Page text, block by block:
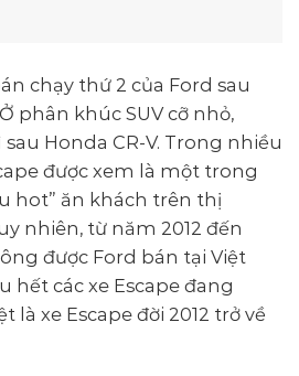
chạy thứ 2 của Ford sau
phân khúc SUV cỡ nhỏ,
Honda CR-V. Trong nhiều
được xem là một trong
hot” ăn khách trên thị
nhiên, từ năm 2012 đến
được Ford bán tại Việt
hết các xe Escape đang
là xe Escape đời 2012 trở về